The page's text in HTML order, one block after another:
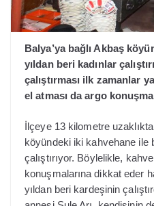
Balya’ya bağlı Akbaş
yıldan beri kadınlar
çalıştırması ilk zamanlar
el atması da argo
İlçeye 13 kilometre
köyündeki iki kahvehane ile
çalıştırıyor. Böylelikle,
konuşmalarına dikkat eder
yıldan beri kardeşinin